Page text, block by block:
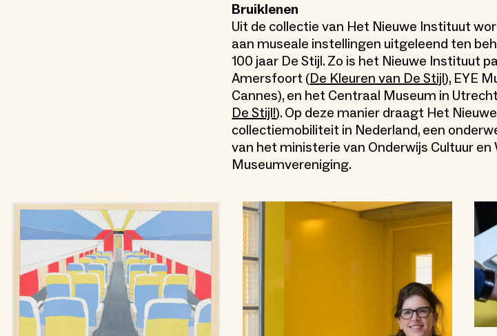
Bruiklenen
Uit de collectie van Het Nieuwe Instituut
aan museale instellingen uitgeleend ten
100 jaar De Stijl. Zo is het Nieuwe Instituut
Amersfoort (De Kleuren van De Stijl), EYE
Cannes), en het Centraal Museum in
De Stijl!). Op deze manier draagt Het
collectiemobiliteit in Nederland, een
van het ministerie van Onderwijs Cultuur
Museumvereniging.